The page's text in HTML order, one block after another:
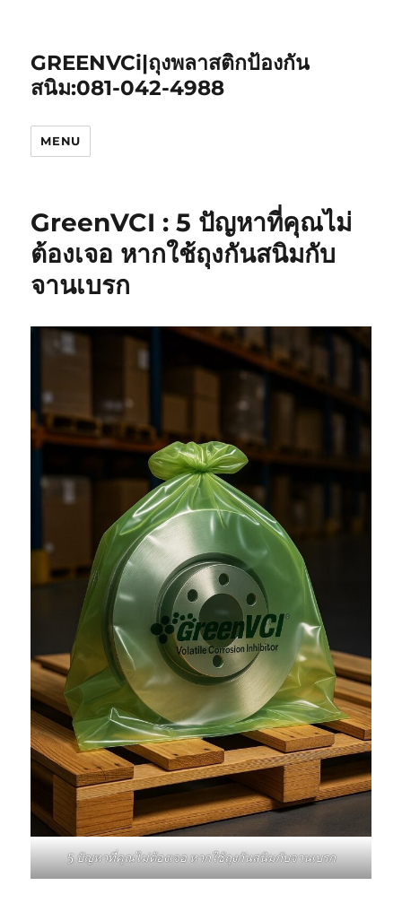
GREENVCi|ถุงพลาสติกป้องกัน
สนิม:081-042-4988
MENU
GreenVCI : 5 ปัญหาที่คุณไม่
ต้องเจอ หากใช้ถุงกันสนิมกับ
จานเบรก
5 ปัญหาที่คุณไม่ต้องเจอ หากใช้ถุงกันสนิมกับจานเบรก